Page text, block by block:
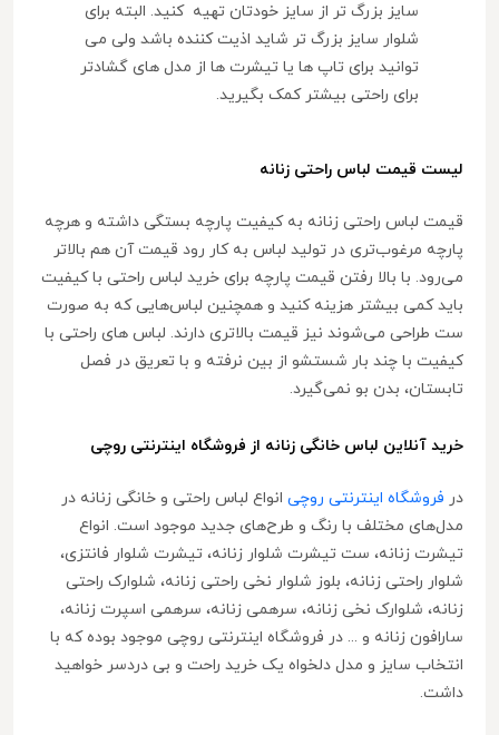
سایز بزرگ تر از سایز خودتان تهیه کنید. البته برای
شلوار سایز بزرگ تر شاید اذیت کننده باشد ولی می
توانید برای تاپ ها یا تیشرت ها از مدل های گشادتر
برای راحتی بیشتر کمک بگیرید.
لیست قیمت لباس راحتی زنانه
قیمت لباس راحتی زنانه به کیفیت پارچه بستگی داشته و هرچه
پارچه مرغوب‌تری در تولید لباس به کار رود قیمت آن هم بالاتر
می‌رود. با بالا رفتن قیمت پارچه برای خرید لباس راحتی با کیفیت
باید کمی بیشتر هزینه کنید و همچنین لباس‌هایی که به صورت
ست طراحی می‌شوند نیز قیمت بالاتری دارند. لباس های راحتی با
کیفیت با چند بار شستشو از بین نرفته و با تعریق در فصل
تابستان، بدن بو نمی‌گیرد.
خرید آنلاین لباس خانگی زنانه از فروشگاه اینترنتی روچی
در فروشگاه اینترنتی روچی انواع لباس راحتی و خانگی زنانه در
مدل‌های مختلف با رنگ و طرح‌های جدید موجود است. انواع
تیشرت زنانه، ست تیشرت شلوار زنانه، تیشرت شلوار فانتزی،
شلوار راحتی زنانه، بلوز شلوار نخی راحتی زنانه، شلوارک راحتی
زنانه، شلوارک نخی زنانه، سرهمی زنانه، سرهمی اسپرت زنانه،
سارافون زنانه و ... در فروشگاه اینترنتی روچی موجود بوده که با
انتخاب سایز و مدل دلخواه یک خرید راحت و بی دردسر خواهید
داشت.